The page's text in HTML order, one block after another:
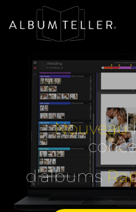
Skip to main content
Nouveau
d’albums